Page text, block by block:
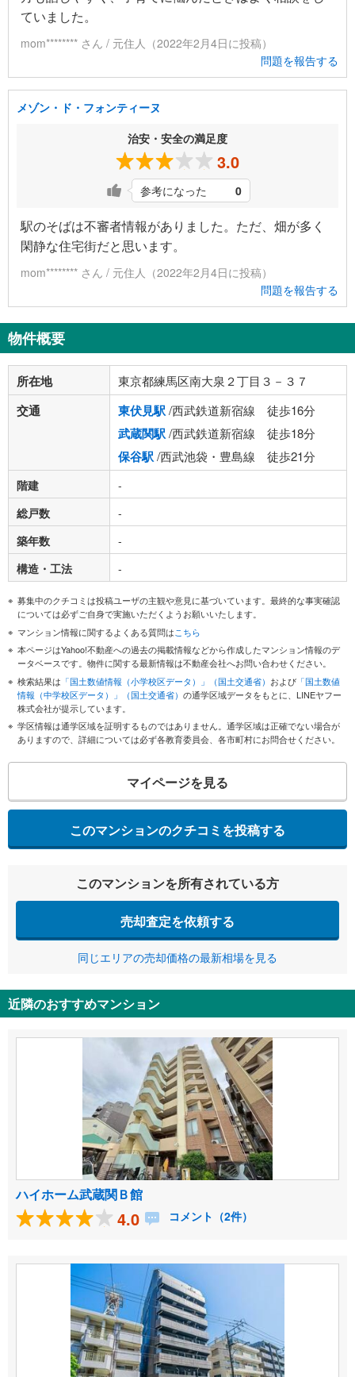
ていました。
mom******** さん / 元住人（2022年2月4日に投稿）
問題を報告する
メゾン・ド・フォンティーヌ
治安・安全の満足度
3.0
参考になった 0
駅のそばは不審者情報がありました。ただ、畑が多く
閑静な住宅街だと思います。
mom******** さん / 元住人（2022年2月4日に投稿）
問題を報告する
物件概要
所在地 東京都練馬区南大泉２丁目３－３７
交通 東伏見駅/西武鉄道新宿線 徒歩16分
武蔵関駅/西武鉄道新宿線 徒歩18分
保谷駅/西武池袋・豊島線 徒歩21分
階建
-
総戸数
-
築年数
-
構造・工法
-
募集中のクチコミは投稿ユーザの主観や意見に基づいています。最終的な事実確認
については必ずご自身で実施いただくようお願いいたします。
マンション情報に関するよくある質問はこちら
本ページはYahoo!不動産への過去の掲載情報などから作成したマンション情報のデ
ータベースです。物件に関する最新情報は不動産会社へお問い合わせください。
検索結果は 「国土数値情報（小学校区データ）」（国土交通省） および 「国土数値
情報（中学校区データ）」（国土交通省） の通学区域データをもとに、LINEヤフー
株式会社が提示しています。
学区情報は通学区域を証明するものではありません。通学区域は正確でない場合が
ありますので、詳細については必ず各教育委員会、各市町村にお問合せください。
マイページを見る
このマンションのクチコミを投稿する
このマンションを所有されている方
売却査定を依頼する
同じエリアの売却価格の最新相場を見る
近隣のおすすめマンション
ハイホーム武蔵関Ｂ館
4.0 コメント（2件）